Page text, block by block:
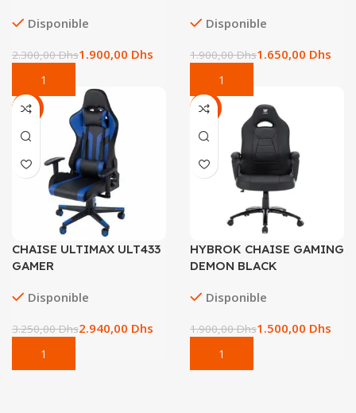
Disponible
2.300,00Dhs1.900,00 Dhs
Disponible
1.900,00Dhs1.650,00 Dhs
-10%
CHAISE ULTIMAX ULT433
GAMER
Disponible
3.250,00Dhs2.940,00 Dhs
-21%
HYBROK CHAISE GAMING
DEMON BLACK
Disponible
1.900,00Dhs1.500,00 Dhs